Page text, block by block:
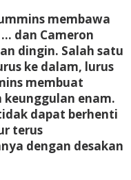
membawa
dan Cameron
dingin. Salah satu
ke dalam, lurus
membuat
keunggulan enam.
dapat berhenti
terus
dengan desakan